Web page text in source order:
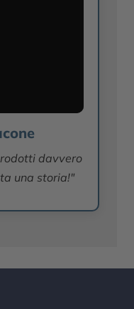
davvero
una storia!"